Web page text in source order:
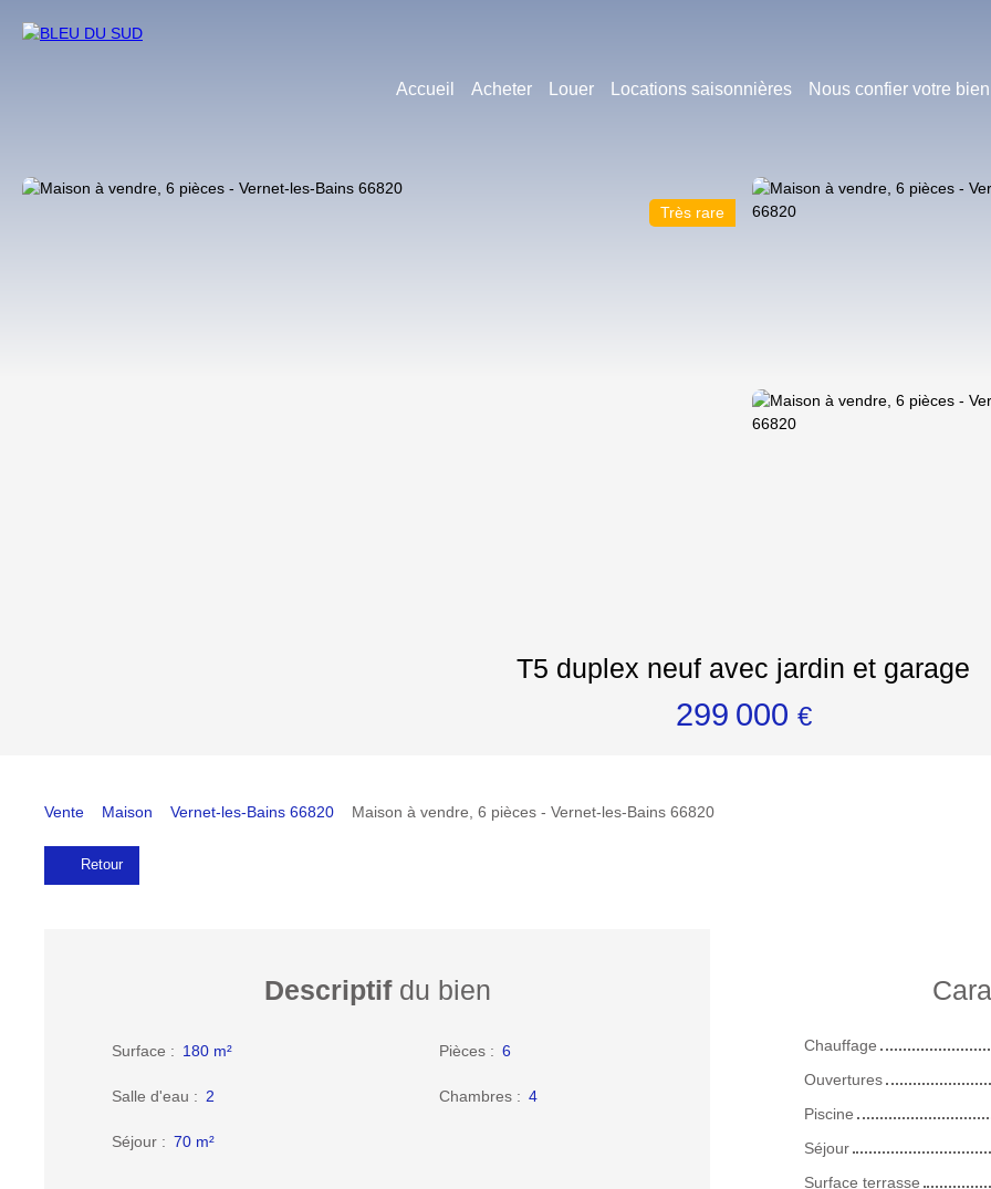
Accueil Acheter Louer Locations saisonnières Nous confier votre bien
Très rare
T5 duplex neuf avec jardin et garage
299 000 €
Vente Maison Vernet-les-Bains 66820 Maison à vendre, 6 pièces - Vernet-les-Bains 66820
Retour
Descriptifdu bien
Surface : 180 m² Pièces : 6
Salle d'eau : 2 Chambres : 4
Séjour : 70 m²
Chauffage
Ouvertures
Piscine
Séjour
Surface terrasse